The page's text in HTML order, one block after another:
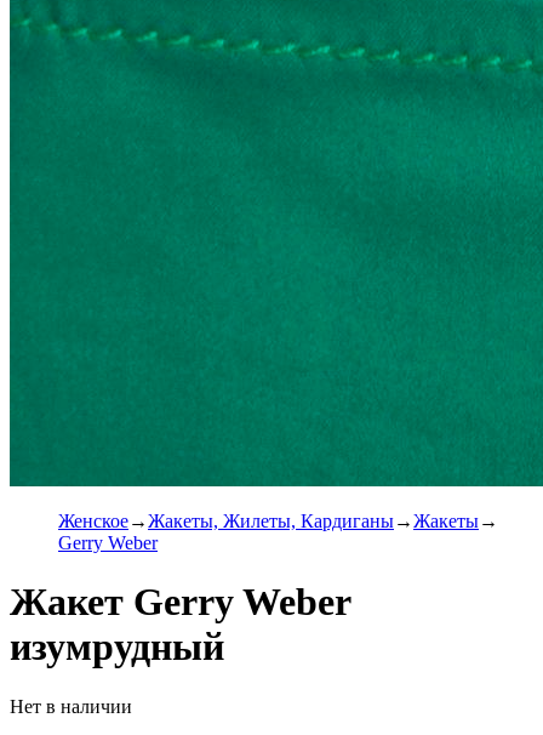
Женское Жакеты, Жилеты, Кардиганы
Жакеты
Gerry Weber
Жакет Gerry Weber
изумрудный
Нет в наличии